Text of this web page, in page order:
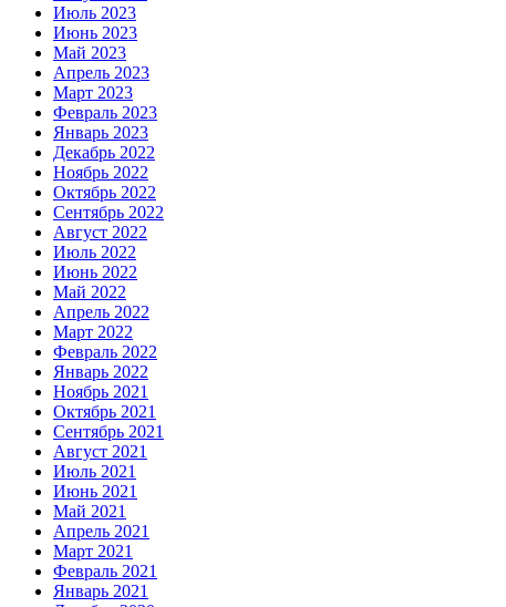
Июль 2023
Июнь 2023
Май 2023
Апрель 2023
Март 2023
Февраль 2023
Январь 2023
Декабрь 2022
Ноябрь 2022
Октябрь 2022
Сентябрь 2022
Август 2022
Июль 2022
Июнь 2022
Май 2022
Апрель 2022
Март 2022
Февраль 2022
Январь 2022
Ноябрь 2021
Октябрь 2021
Сентябрь 2021
Август 2021
Июль 2021
Июнь 2021
Май 2021
Апрель 2021
Март 2021
Февраль 2021
Январь 2021